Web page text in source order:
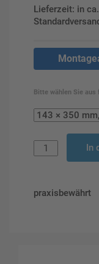
Lieferzeit: in
Bitte wählen Sie aus
In
praxisbewährt